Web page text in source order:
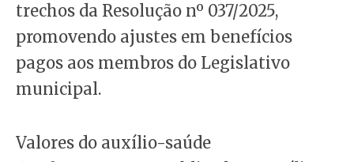
trechos da Resolução nº 037/2025,
promovendo ajustes em benefícios
pagos aos membros do Legislativo
municipal.
Valores do auxílio-saúde